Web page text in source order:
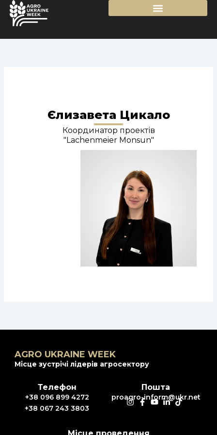
Перейти
вмісту
Єлизавета Цикало
Координатор проектів
"Lachenmeier Monsun"
AGRO UKRAINE WEEK
Місце зустрічі лідерів агросектору
Телефон
+38 096 899 4272
+38 067 243 3803
Пошта
proagro-inform@ukr.net